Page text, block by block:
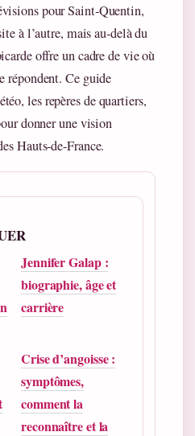
pour Saint‑Quentin,
à l’autre, mais au‑delà du
offre un cadre de vie où
répondent. Ce guide
les repères de quartiers,
donner une vision
Hauts‑de‑France.
Jennifer Galap :
biographie, âge et
carrière
Crise d’angoisse :
symptômes,
comment la
reconnaître et la